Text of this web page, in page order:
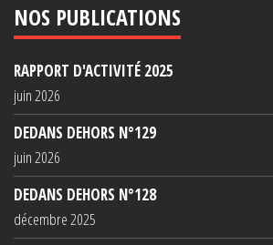
NOS PUBLICATIONS
RAPPORT D'ACTIVITÉ 2025
juin 2026
DEDANS DEHORS N°129
juin 2026
DEDANS DEHORS N°128
décembre 2025